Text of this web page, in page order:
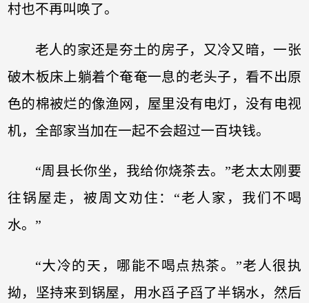
村也不再叫唤了。
老人的家还是夯土的房子，又冷又暗，一张
破木板床上躺着个奄奄一息的老头子，看不出原
色的棉被烂的像渔网，屋里没有电灯，没有电视
机，全部家当加在一起不会超过一百块钱。
“周县长你坐，我给你烧茶去。”老太太刚要
往锅屋走，被周文劝住：“老人家，我们不喝
水。”
“大冷的天，哪能不喝点热茶。”老人很执
拗，坚持来到锅屋，用水舀子舀了半锅水，然后